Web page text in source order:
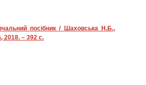
посібник / Шаховська Н.Б.,
2018. – 392 с.